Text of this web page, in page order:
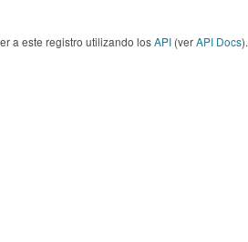
a este registro utilizando losAPI (verAPI Docs).